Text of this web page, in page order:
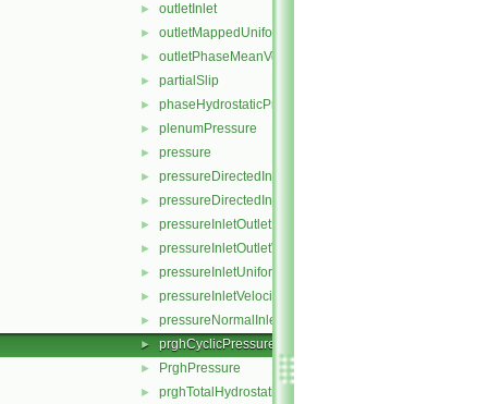
► outletInlet
► outletMappedUniformInlet
► outletPhaseMeanVelocity
► partialSlip
► phaseHydrostaticPressure
► plenumPressure
► pressure
► pressureDirectedInletOutletVelocity
► pressureDirectedInletVelocity
► pressureInletOutletParSlipVelocity
► pressureInletOutletVelocity
► pressureInletUniformVelocity
► pressureInletVelocity
► pressureNormalInletOutletVelocity
► prghCyclicPressure
► PrghPressure
► prghTotalHydrostaticPressure